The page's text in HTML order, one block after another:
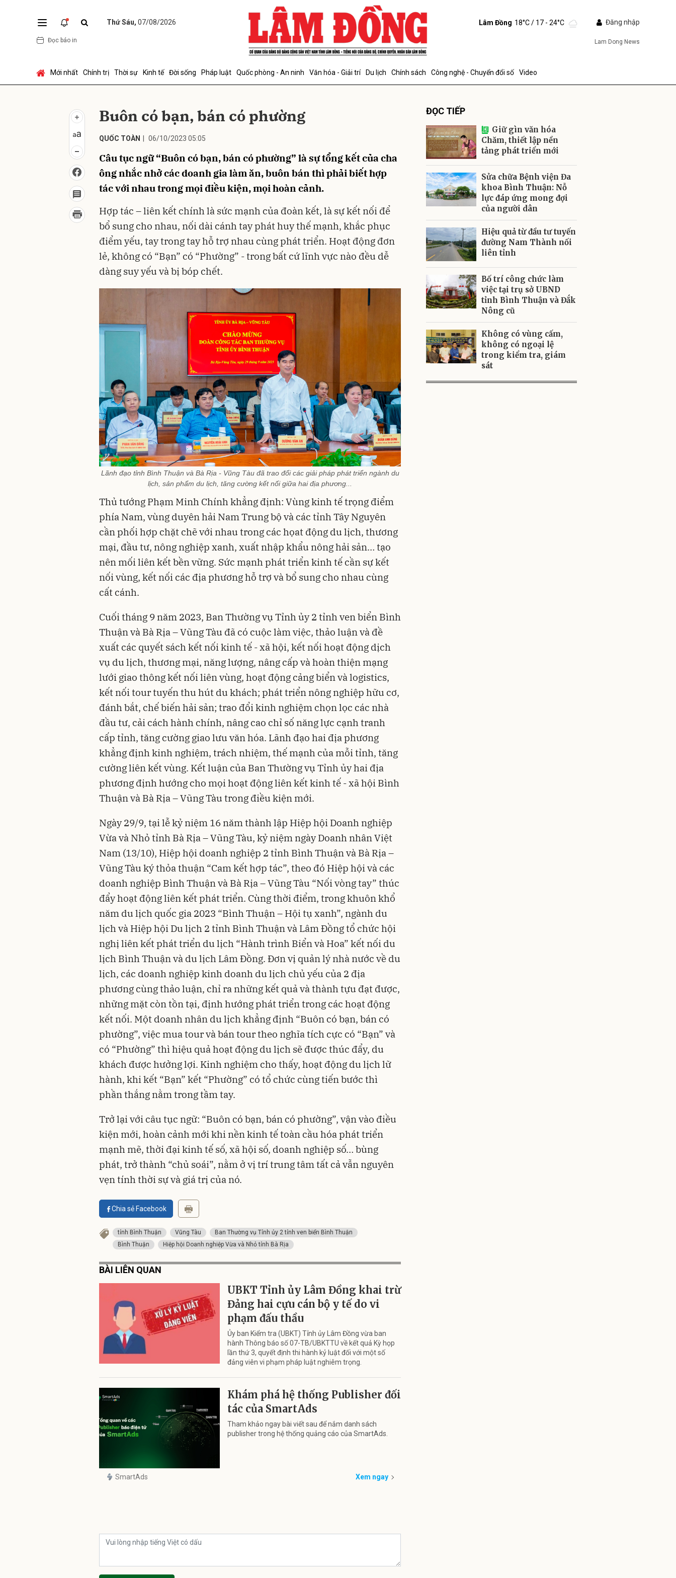
Thứ Sáu, 07/08/2026
Đọc báo in
Lâm Đồng 18°C/ 17 - 24°C Đăng nhập
Lam Dong News
Mới nhất Chính trị Thời sự Kinh tế Đời sống Pháp luật Quốc phòng - An ninh Văn hóa - Giải trí Du lịch Chính sách Công nghệ - Chuyển đổi số Video
Buôn có bạn, bán có phường
QUỐC TOÀN 06/10/2023 05:05
Câu tục ngữ “Buôn có bạn, bán có phường” là sự tổng kết của cha
ông nhắc nhở các doanh gia làm ăn, buôn bán thì phải biết hợp
tác với nhau trong mọi điều kiện, mọi hoàn cảnh.
Hợp tác – liên kết chính là sức mạnh của đoàn kết, là sự kết nối để
bổ sung cho nhau, nối dài cánh tay phát huy thế mạnh, khắc phục
điểm yếu, tay trong tay hỗ trợ nhau cùng phát triển. Hoạt động đơn
lẻ, không có “Bạn” có “Phường” - trong bất cứ lĩnh vực nào đều dễ
dàng suy yếu và bị bóp chết.
Lãnh đạo tỉnh Bình Thuận và Bà Rịa - Vũng Tàu đã trao đổi các giải pháp phát triển ngành du
lịch, sản phẩm du lịch, tăng cường kết nối giữa hai địa phương...
Thủ tướng Phạm Minh Chính khẳng định: Vùng kinh tế trọng điểm
phía Nam, vùng duyên hải Nam Trung bộ và các tỉnh Tây Nguyên
cần phối hợp chặt chẽ với nhau trong các họat động du lịch, thương
mại, đầu tư, nông nghiệp xanh, xuất nhập khẩu nông hải sản… tạo
nên mối liên kết bền vững. Sức mạnh phát triển kinh tế cần sự kết
nối vùng, kết nối các địa phương hỗ trợ và bổ sung cho nhau cùng
cất cánh.
Cuối tháng 9 năm 2023, Ban Thường vụ Tỉnh ủy 2 tỉnh ven biển Bình
Thuận và Bà Rịa – Vũng Tàu đã có cuộc làm việc, thảo luận và đề
xuất các quyết sách kết nối kinh tế - xã hội, kết nối hoạt động dịch
vụ du lịch, thương mại, năng lượng, nâng cấp và hoàn thiện mạng
lưới giao thông kết nối liên vùng, hoạt động cảng biển và logistics,
kết nối tour tuyến thu hút du khách; phát triển nông nghiệp hữu cơ,
đánh bắt, chế biến hải sản; trao đổi kinh nghiệm chọn lọc các nhà
đầu tư, cải cách hành chính, nâng cao chỉ số năng lực cạnh tranh
cấp tỉnh, tăng cường giao lưu văn hóa. Lãnh đạo hai địa phương
khẳng định kinh nghiệm, trách nhiệm, thế mạnh của mỗi tỉnh, tăng
cường liên kết vùng. Kết luận của Ban Thường vụ Tỉnh ủy hai địa
phương định hướng cho mọi hoạt động liên kết kinh tế - xã hội Bình
Thuận và Bà Rịa – Vũng Tàu trong điều kiện mới.
Ngày 29/9, tại lễ kỷ niệm 16 năm thành lập Hiệp hội Doanh nghiệp
Vừa và Nhỏ tỉnh Bà Rịa – Vũng Tàu, kỷ niệm ngày Doanh nhân Việt
Nam (13/10), Hiệp hội doanh nghiệp 2 tỉnh Bình Thuận và Bà Rịa –
Vũng Tàu ký thỏa thuận “Cam kết hợp tác”, theo đó Hiệp hội và các
doanh nghiệp Bình Thuận và Bà Rịa – Vũng Tàu “Nối vòng tay” thúc
đẩy hoạt động liên kết phát triển. Cùng thời điểm, trong khuôn khổ
năm du lịch quốc gia 2023 “Bình Thuận – Hội tụ xanh”, ngành du
lịch và Hiệp hội Du lịch 2 tỉnh Bình Thuận và Lâm Đồng tổ chức hội
nghị liên kết phát triển du lịch “Hành trình Biển và Hoa” kết nối du
lịch Bình Thuận và du lịch Lâm Đồng. Đơn vị quản lý nhà nước về du
lịch, các doanh nghiệp kinh doanh du lịch chủ yếu của 2 địa
phương cùng thảo luận, chỉ ra những kết quả và thành tựu đạt được,
những mặt còn tồn tại, định hướng phát triển trong các hoạt động
kết nối. Một doanh nhân du lịch khẳng định “Buôn có bạn, bán có
phường”, việc mua tour và bán tour theo nghĩa tích cực có “Bạn” và
có “Phường” thì hiệu quả hoạt động du lịch sẽ được thúc đẩy, du
khách được hưởng lợi. Kinh nghiệm cho thấy, hoạt động du lịch lữ
hành, khi kết “Bạn” kết “Phường” có tổ chức cùng tiến bước thì
phần thắng nằm trong tầm tay.
Trở lại với câu tục ngữ: “Buôn có bạn, bán có phường”, vận vào điều
kiện mới, hoàn cảnh mới khi nền kinh tế toàn cầu hóa phát triển
mạnh mẽ, thời đại kinh tế số, xã hội số, doanh nghiệp số… bùng
phát, trở thành “chủ soái”, nằm ở vị trí trung tâm tất cả vẫn nguyên
vẹn tính thời sự và giá trị của nó.
Chia sẻ Facebook
tỉnh Bình Thuận Vũng Tàu
Ban Thường vụ Tỉnh ủy 2 tỉnh ven biển Bình Thuận
Bình Thuận
Hiệp hội Doanh nghiệp Vừa và Nhỏ tỉnh Bà Rịa
BÀI LIÊN QUAN
UBKT Tỉnh ủy Lâm Đồng khai trừ
Đảng hai cựu cán bộ y tế do vi
phạm đấu thầu
Ủy ban Kiểm tra (UBKT) Tỉnh ủy Lâm Đồng vừa ban
hành Thông báo số 07-TB/UBKTTU về kết quả Kỳ họp
lần thứ 3, quyết định thi hành kỷ luật đối với một số
đảng viên vi phạm pháp luật nghiêm trọng.
Khám phá hệ thống Publisher đối
tác của SmartAds
Tham khảo ngay bài viết sau để nắm danh sách
publisher trong hệ thống quảng cáo của SmartAds.
SmartAds Xem ngay
ĐỌC TIẾP
Giữ gìn văn hóa
Chăm, thiết lập nền
tảng phát triển mới
Sửa chữa Bệnh viện Đa
khoa Bình Thuận: Nỗ
lực đáp ứng mong đợi
của người dân
Hiệu quả từ đầu tư tuyến
đường Nam Thành nối
liên tỉnh
Bố trí công chức làm
việc tại trụ sở UBND
tỉnh Bình Thuận và Đắk
Nông cũ
Không có vùng cấm,
không có ngoại lệ
trong kiểm tra, giám
sát
Gửi bình luận
Gửi